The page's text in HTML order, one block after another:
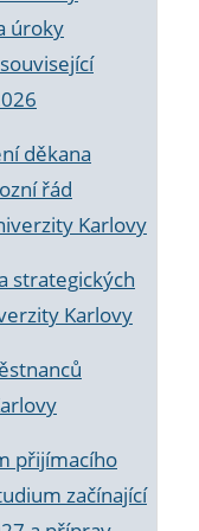
úroky
děkana
řád
Karlovy
strategických
Karlovy
přijímacího
začínající